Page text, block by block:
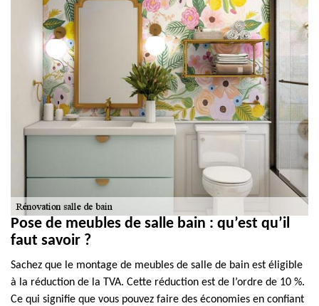
Pose de meubles de salle bain : qu’est qu’il
faut savoir ?
Sachez que le montage de meubles de salle de bain est éligible
à la réduction de la TVA. Cette réduction est de l’ordre de 10 %.
Ce qui signifie que vous pouvez faire des économies en confiant